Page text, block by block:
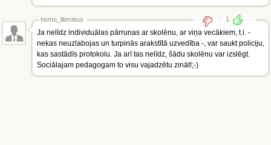
homo_literatus 1
Ja nelīdz individuālas pārrunas ar skolēnu, ar viņa vecākiem, t.i. -
nekas neuzlabojas un turpinās arakstītā uzvedība -, var saukt policiju,
kas sastādīs protokolu. Ja arī tas nelīdz, šādu skolēnu var izslēgt.
Sociālajam pedagogam to visu vajadzētu zināt!;-)